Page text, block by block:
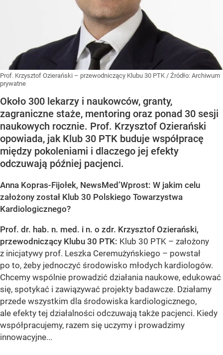
Prof. Krzysztof Ozierański – przewodniczący Klubu 30 PTK / Źródło: Archiwum
prywatne
Około 300 lekarzy i naukowców, granty,
zagraniczne staże, mentoring oraz ponad 30 sesji
naukowych rocznie. Prof. Krzysztof Ozierański
opowiada, jak Klub 30 PTK buduje współpracę
między pokoleniami i dlaczego jej efekty
odczuwają później pacjenci.
Anna Kopras-Fijołek, NewsMed’Wprost: W jakim celu
założony został Klub 30 Polskiego Towarzystwa
Kardiologicznego?
Prof. dr. hab. n. med. i n. o zdr. Krzysztof Ozierański,
przewodniczący Klubu 30 PTK: Klub 30 PTK – założony
z inicjatywy prof. Leszka Ceremużyńskiego – powstał
po to, żeby jednoczyć środowisko młodych kardiologów.
Chcemy wspólnie prowadzić działania naukowe, edukować
się, spotykać i zawiązywać projekty badawcze. Działamy
przede wszystkim dla środowiska kardiologicznego,
ale efekty tej działalności odczuwają także pacjenci. Kiedy
współpracujemy, razem się uczymy i prowadzimy
innowacyjne...